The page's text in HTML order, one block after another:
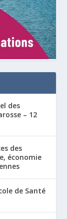
des
– 12
des
économie
de Santé